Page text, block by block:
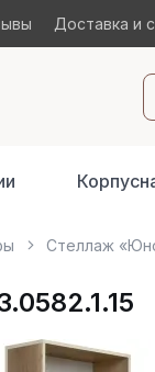
Доставка и
Стеллаж